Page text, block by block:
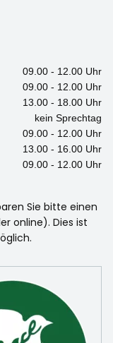
09.00 - 12.00 Uhr
09.00 - 12.00 Uhr
13.00 - 18.00 Uhr
kein Sprechtag
09.00 - 12.00 Uhr
13.00 - 16.00 Uhr
09.00 - 12.00 Uhr
Sie bitte einen
online). Dies ist